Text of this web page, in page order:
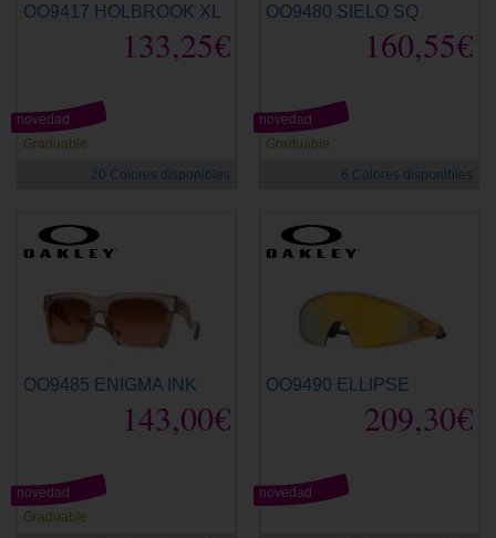
OO9417 HOLBROOK XL
133,25€
Graduable
novedad
20 Colores disponibles
OO9480 SIELO SQ
160,55€
Graduable
novedad
6 Colores disponibles
OO9485 ENIGMA INK
143,00€
Graduable
novedad
OO9490 ELLIPSE
209,30€
novedad